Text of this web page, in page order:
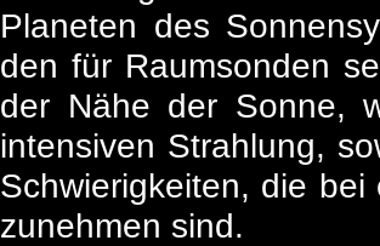
Planeten des
den für Raumsonden
der Nähe der Sonne,
intensiven Strahlung,
Schwierigkeiten, die
zunehmen sind.